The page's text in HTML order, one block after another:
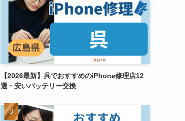
【2026最新】呉でおすすめのiPhone修理店12
選・安いバッテリー交換